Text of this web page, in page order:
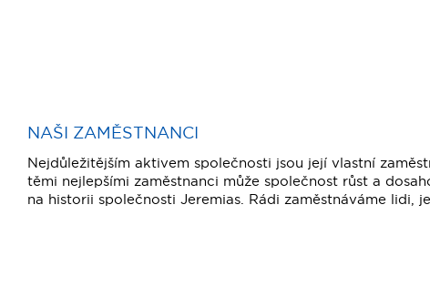
NAŠI ZAMĚSTNANCI
Nejdůležitějším aktivem společnosti jsou její vlastní
těmi nejlepšími zaměstnanci může společnost růst a
na historii společnosti Jeremias. Rádi zaměstnáváme lidi,